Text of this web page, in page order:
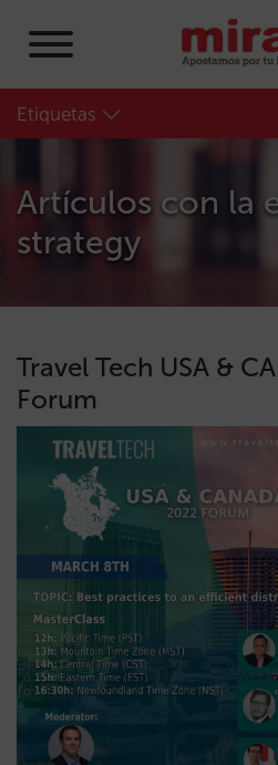
Etiquetas
Artículos con la
strategy
Travel Tech USA &
Forum